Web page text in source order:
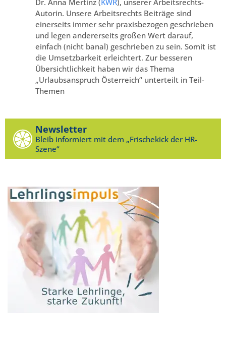
Autorin. Unsere Arbeitsrechts Beiträge sind
einerseits immer sehr praxisbezogen geschrieben
und legen andererseits großen Wert darauf,
einfach (nicht banal) geschrieben zu sein. Somit ist
die Umsetzbarkeit erleichtert. Zur besseren
Übersichtlichkeit haben wir das Thema
„Urlaubsanspruch Österreich“ unterteilt in Teil-
Themen
Newsletter
Bleib informiert mit dem „Frischekick der HR-
Szene“